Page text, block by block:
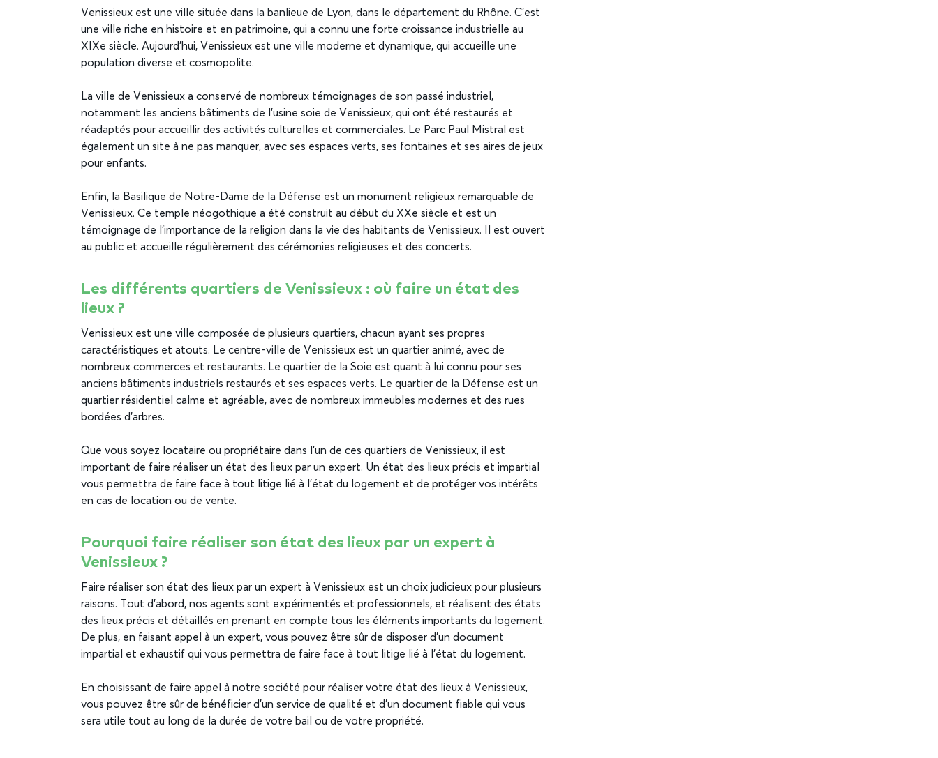
Venissieux est une ville située dans la banlieue de Lyon, dans le département du Rhône. C’est
une ville riche en histoire et en patrimoine, qui a connu une forte croissance industrielle au
XIXe siècle. Aujourd’hui, Venissieux est une ville moderne et dynamique, qui accueille une
population diverse et cosmopolite.
La ville de Venissieux a conservé de nombreux témoignages de son passé industriel,
notamment les anciens bâtiments de l’usine soie de Venissieux, qui ont été restaurés et
réadaptés pour accueillir des activités culturelles et commerciales. Le Parc Paul Mistral est
également un site à ne pas manquer, avec ses espaces verts, ses fontaines et ses aires de jeux
pour enfants.
Enfin, la Basilique de Notre-Dame de la Défense est un monument religieux remarquable de
Venissieux. Ce temple néogothique a été construit au début du XXe siècle et est un
témoignage de l’importance de la religion dans la vie des habitants de Venissieux. Il est ouvert
au public et accueille régulièrement des cérémonies religieuses et des concerts.
Les différents quartiers de Venissieux : où faire un état des
lieux ?
Venissieux est une ville composée de plusieurs quartiers, chacun ayant ses propres
caractéristiques et atouts. Le centre-ville de Venissieux est un quartier animé, avec de
nombreux commerces et restaurants. Le quartier de la Soie est quant à lui connu pour ses
anciens bâtiments industriels restaurés et ses espaces verts. Le quartier de la Défense est un
quartier résidentiel calme et agréable, avec de nombreux immeubles modernes et des rues
bordées d’arbres.
Que vous soyez locataire ou propriétaire dans l’un de ces quartiers de Venissieux, il est
important de faire réaliser un état des lieux par un expert. Un état des lieux précis et impartial
vous permettra de faire face à tout litige lié à l’état du logement et de protéger vos intérêts
en cas de location ou de vente.
Pourquoi faire réaliser son état des lieux par un expert à
Venissieux ?
Faire réaliser son état des lieux par un expert à Venissieux est un choix judicieux pour plusieurs
raisons. Tout d’abord, nos agents sont expérimentés et professionnels, et réalisent des états
des lieux précis et détaillés en prenant en compte tous les éléments importants du logement.
De plus, en faisant appel à un expert, vous pouvez être sûr de disposer d’un document
impartial et exhaustif qui vous permettra de faire face à tout litige lié à l’état du logement.
En choisissant de faire appel à notre société pour réaliser votre état des lieux à Venissieux,
vous pouvez être sûr de bénéficier d’un service de qualité et d’un document fiable qui vous
sera utile tout au long de la durée de votre bail ou de votre propriété.